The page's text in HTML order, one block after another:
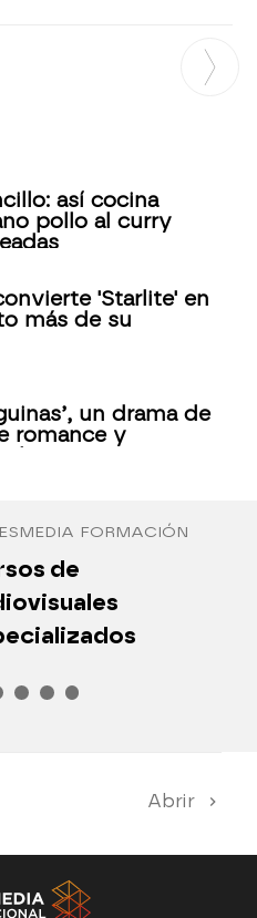
así cocina
pollo al curry
'Starlite' en
más de su
un drama de
romance y
FORMACIÓN
de
Abrir
El Hormiguero